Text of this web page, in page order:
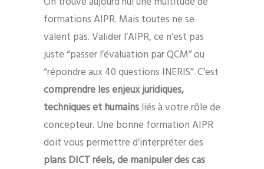
formations AIPR. Mais toutes ne se
valent pas. Valider l’AIPR, ce n’est pas
juste “passer l’évaluation par QCM” ou
“répondre aux 40 questions INERIS”. C’est
comprendre les enjeux juridiques,
techniques et humainsliés à votre rôle de
concepteur. Une bonne formation AIPR
doit vous permettre d’interpréter des
plans DICT réels, de manipuler des cas